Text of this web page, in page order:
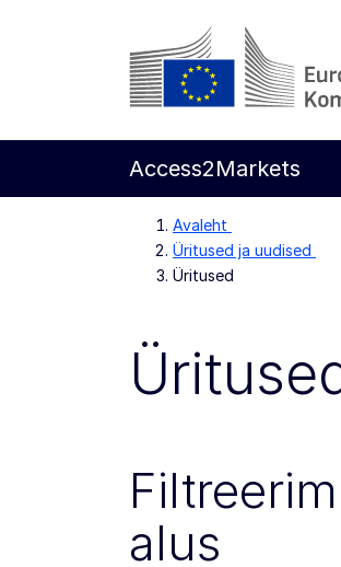
Põhisisu juurde
Access2Markets
Avaleht
Üritused ja uudised
Üritused
alus